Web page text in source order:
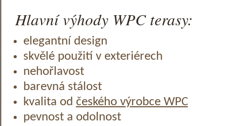
Hlavní výhody WPC terasy:
elegantní design
skvělé použití v exteriérech
nehořlavost
barevná stálost
kvalita od českého výrobce WPC
pevnost a odolnost